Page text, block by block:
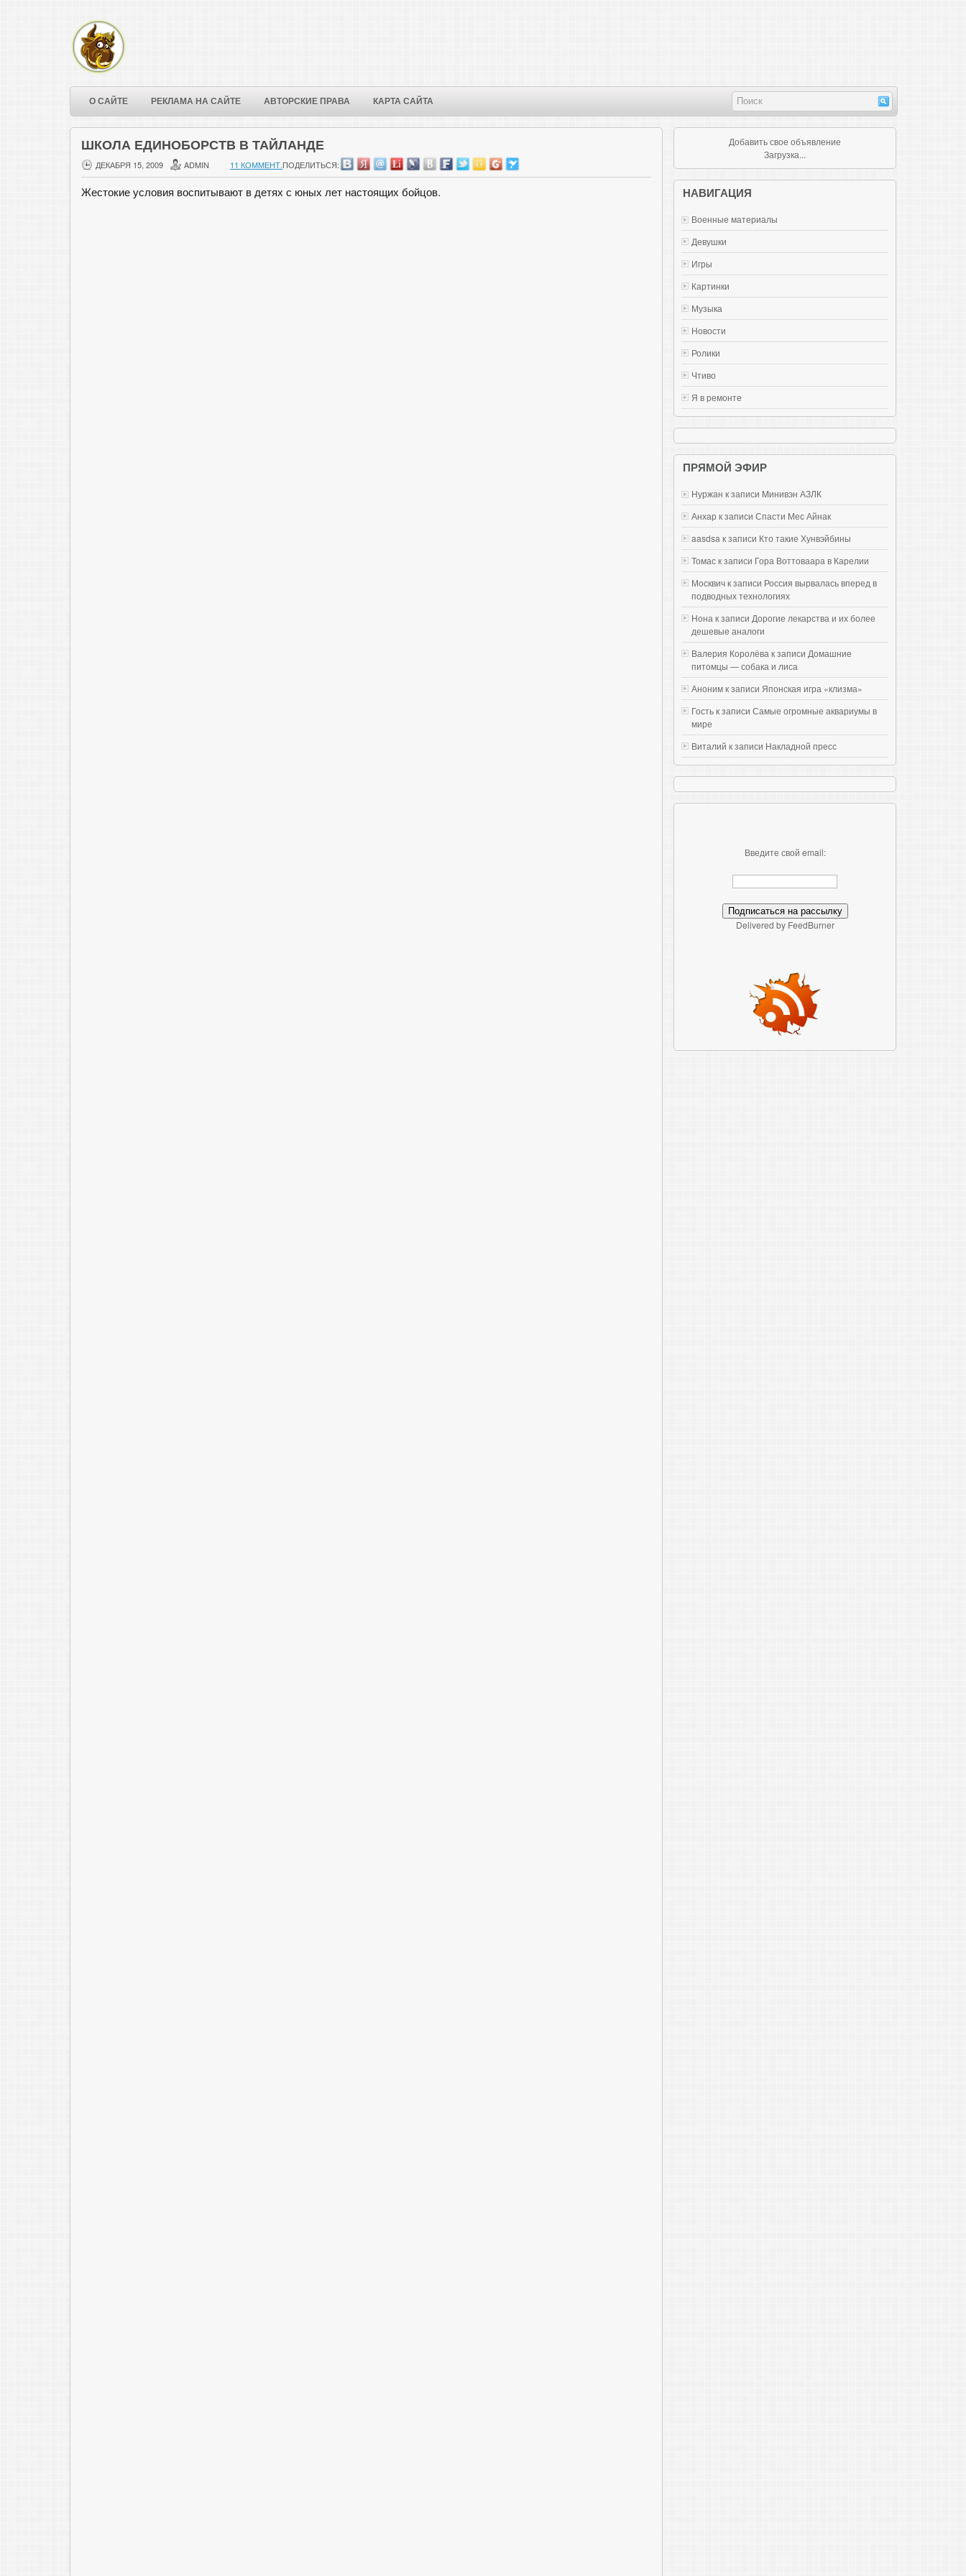
О САЙТЕ РЕКЛАМА НА САЙТЕ АВТОРСКИЕ ПРАВА КАРТА САЙТА
ШКОЛА ЕДИНОБОРСТВ В ТАЙЛАНДЕ
ДЕКАБРЯ 15, 2009 ADMIN 11 КОММЕНТ.ПОДЕЛИТЬСЯ:
Жестокие условия воспитывают в детях с юных лет настоящих бойцов.
Добавить свое объявление
Загрузка...
НАВИГАЦИЯ
Военные материалы
Девушки
Игры
Картинки
Музыка
Новости
Ролики
Чтиво
Я в ремонте
ПРЯМОЙ ЭФИР
Нуржан к записи Mинивэн АЗЛК
Анхар к записи Спасти Мес Айнак
aasdsa к записи Кто такие Хунвэйбины
Томас к записи Гора Воттоваара в Карелии
Москвич к записи Россия вырвалась вперед в
подводных технологиях
Нона к записи Дорогие лекарства и их более
дешевые аналоги
Валерия Королёва к записи Домашние
питомцы — собака и лиса
Аноним к записи Японская игра «клизма»
Гость к записи Самые огромные аквариумы в
мире
Виталий к записи Накладной пресс
Введите свой email:
Delivered by FeedBurner